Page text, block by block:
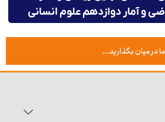
و آمار دوازدهم علوم انسانی
در میان بگذارید...